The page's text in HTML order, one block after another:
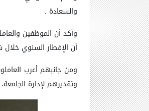
والسعادة .
وأكد أن الموظفين
أن الإفطار السنوي
ومن جانبهم أعرب
وتقديرهم لإدارة